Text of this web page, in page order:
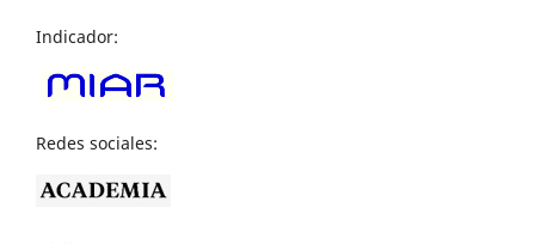
Indicador:
Redes sociales: